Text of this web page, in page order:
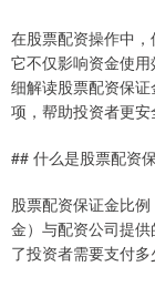
在股票配资操作中，
它不仅影响资金使
细解读股票配资保
项，帮助投资者更安
## 什么是股票配资
股票配资保证金比
金）与配资公司提
了投资者需要支付多